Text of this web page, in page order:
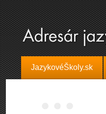
JazykovéŠkoly.sk